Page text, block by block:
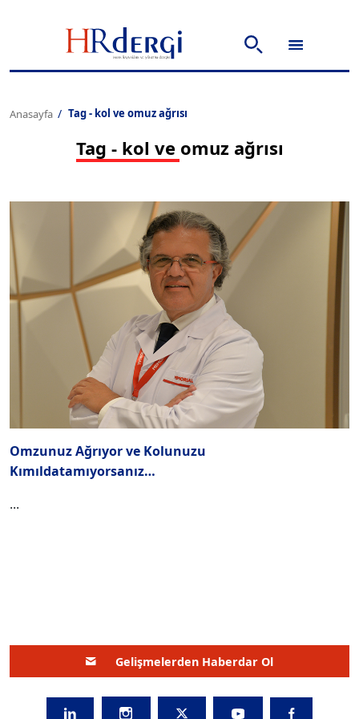
Anasayfa Tag - kol ve omuz ağrısı
Tag - kol ve omuz ağrısı
Omzunuz Ağrıyor ve Kolunuzu
Kımıldatamıyorsanız…
...
Gelişmelerden Haberdar Ol